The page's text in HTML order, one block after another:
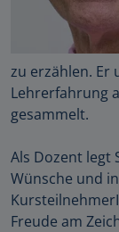
zu erzählen. Er
Lehrerfahrung
gesammelt.
Als Dozent legt
Wünsche und
Freude am